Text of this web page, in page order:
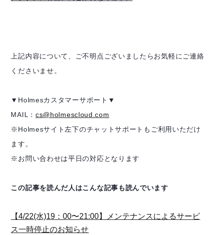
上記内容について、ご不明点ございましたらお気軽にご連絡
くださいませ。
▼Holmesカスタマーサポート▼
MAIL： cs@holmescloud.com
※Holmesサイト左下のチャットサポートもご利用いただけ
ます。
※お問い合わせは平日の対応となります
この記事を読んだ人はこんな記事も読んでいます
【4/22(水)19：00〜21:00】メンテナンスによるサービ
ス一時停止のお知らせ